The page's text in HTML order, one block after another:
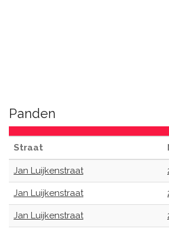
Panden
Straat
Jan Luijkenstraat
Jan Luijkenstraat
Jan Luijkenstraat